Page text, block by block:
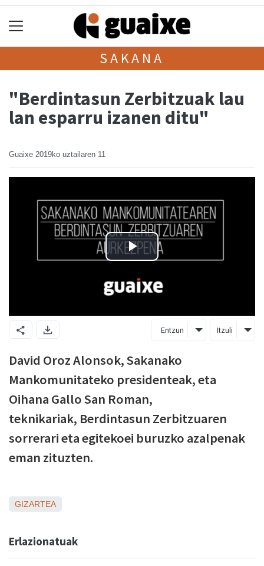
SAKANA
"Berdintasun Zerbitzuak lau
lan esparru izanen ditu"
Guaixe 2019ko uztailaren 11
Entzun Itzuli
David Oroz Alonsok, Sakanako
Mankomunitateko presidenteak, eta
Oihana Gallo San Roman,
teknikariak, Berdintasun Zerbitzuaren
sorrerari eta egitekoei buruzko azalpenak
eman zituzten.
GIZARTEA
Erlazionatuak